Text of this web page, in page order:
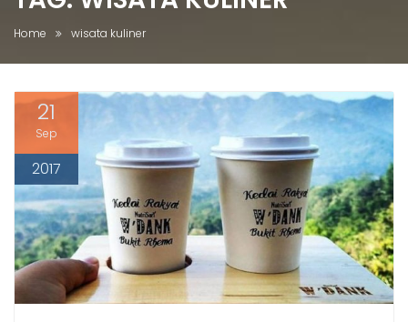
Home wisata kuliner
21
Sep
2017